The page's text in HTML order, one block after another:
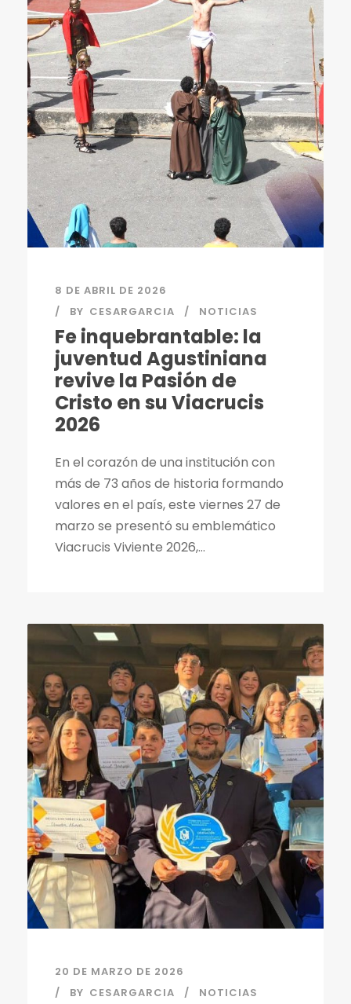
8 DE ABRIL DE 2026
BY CESARGARCIA NOTICIAS
Fe inquebrantable: la
juventud Agustiniana
revive la Pasión de
Cristo en su Viacrucis
2026
En el corazón de una institución con
más de 73 años de historia formando
valores en el país, este viernes 27 de
marzo se presentó su emblemático
Viacrucis Viviente 2026,...
20 DE MARZO DE 2026
BY CESARGARCIA NOTICIAS